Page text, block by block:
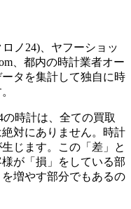
ノ24)、ヤフーショッ
、都内の時計業者オー
タを集計して独自に時
時計は、全ての買取
対にありません。時計
じます。この「差」と
が「損」をしている部
増やす部分でもあるの